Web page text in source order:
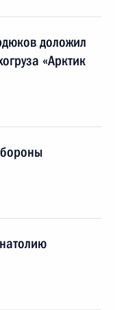
доложил
«Арктик